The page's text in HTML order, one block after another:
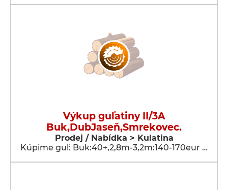
Výkup guľatiny II/3A
Buk,DubJaseň,Smrekovec.
Prodej / Nabídka > Kulatina
Kúpime guľ: Buk:40+,2,8m-3,2m:140-170eur …